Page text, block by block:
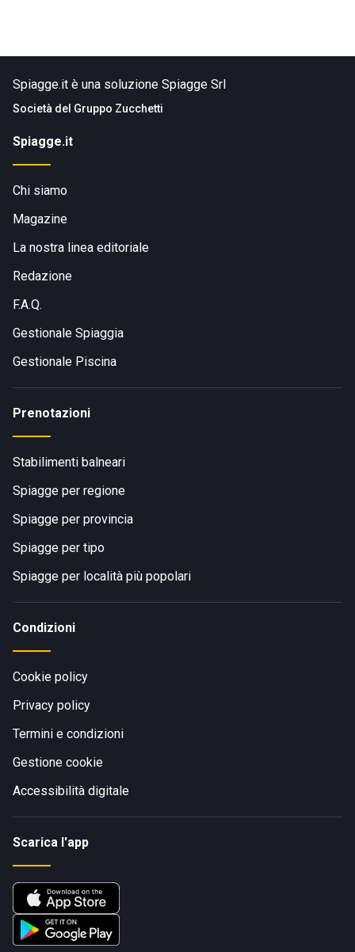
Spiagge.it è una soluzione Spiagge Srl
Società del Gruppo Zucchetti
Spiagge.it
Chi siamo
Magazine
La nostra linea editoriale
Redazione
F.A.Q.
Gestionale Spiaggia
Gestionale Piscina
Prenotazioni
Stabilimenti balneari
Spiagge per regione
Spiagge per provincia
Spiagge per tipo
Spiagge per località più popolari
Condizioni
Cookie policy
Privacy policy
Termini e condizioni
Gestione cookie
Accessibilità digitale
Scarica l'app